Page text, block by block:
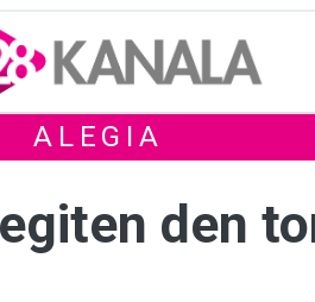
ALEGIA
den